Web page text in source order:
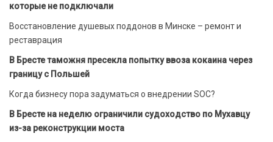
которые не подключали
Восстановление душевых поддонов в Минске – ремонт и
реставрация
В Бресте таможня пресекла попытку ввоза кокаина через
границу с Польшей
Когда бизнесу пора задуматься о внедрении SOC?
В Бресте на неделю ограничили судоходство по Мухавцу
из-за реконструкции моста